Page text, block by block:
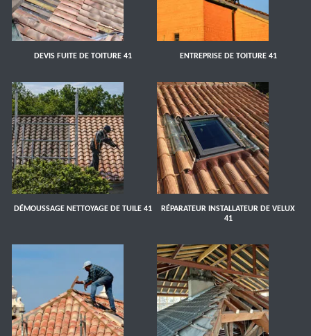
DEVIS FUITE DE TOITURE 41 ENTREPRISE DE TOITURE 41
DÉMOUSSAGE NETTOYAGE DE TUILE 41
RÉPARATEUR INSTALLATEUR DE VELUX
41